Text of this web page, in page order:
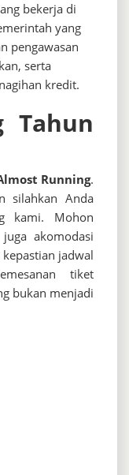
bekerja di
yang
pengawasan
serta
kredit.
Tahun
Running.
silahkan Anda
kami. Mohon
akomodasi
jadwal
tiket
bukan menjadi